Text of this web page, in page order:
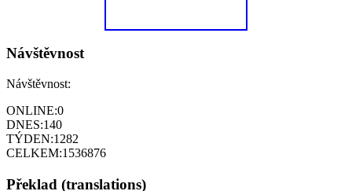
Návštěvnost
Návštěvnost:
ONLINE:0
DNES:140
TÝDEN:1282
CELKEM:1536876
Překlad (translations)